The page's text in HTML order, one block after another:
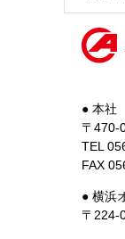
● 本社
〒470-
TEL
FAX
● 横浜
〒224-